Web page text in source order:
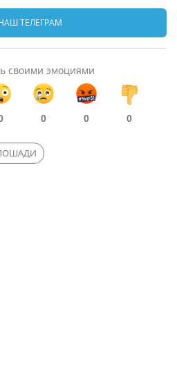
ТЕЛЕГРАМ
своими эмоциями
0 0 0